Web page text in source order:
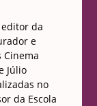
da
e
Cinema
Júlio
no
da Escola